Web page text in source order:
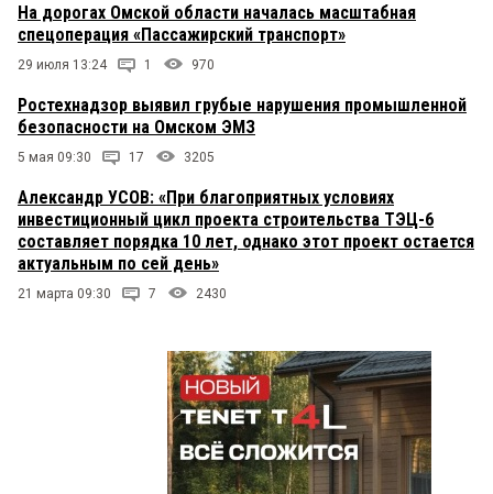
На дорогах Омской области началась масштабная
спецоперация «Пассажирский транспорт»
29 июля 13:24 1 970
Ростехнадзор выявил грубые нарушения промышленной
безопасности на Омском ЭМЗ
5 мая 09:30 17 3205
Александр УСОВ: «При благоприятных условиях
инвестиционный цикл проекта строительства ТЭЦ-6
составляет порядка 10 лет, однако этот проект остается
актуальным по сей день»
21 марта 09:30 7 2430